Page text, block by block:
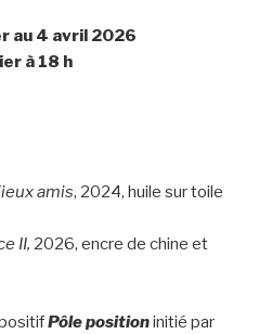
au 4 avril 2026
à 18 h
amis, 2024, huile sur toile
II, 2026, encre de chine et
Pôle positioninitié par